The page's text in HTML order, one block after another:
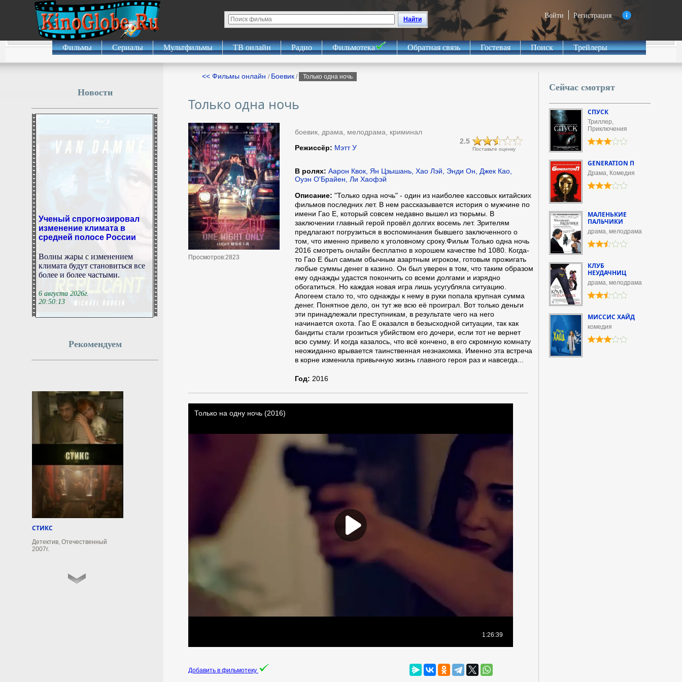
Войти Регистрация
Найти
Фильмы Сериалы Мультфильмы ТВ онлайн Радио Фильмотека Обратная связь Гостевая Поиск Трейлеры
<< Фильмы онлайн / Боевик / Только одна ночь
Только одна ночь
Просмотров:2823
боевик, драма, мелодрама, криминал
Поставьте оценку
2.5
Режиссёр: Мэтт У
В ролях: Аарон Квок, Ян Цзышань, Хао Лэй, Энди Он, Джек Као,
Оуэн О'Брайен, Ли Хаофэй
Описание: "Только одна ночь" - один из наиболее кассовых китайских
фильмов последних лет. В нем рассказывается история о мужчине по
имени Гао Е, который совсем недавно вышел из тюрьмы. В
заключении главный герой провёл долгих восемь лет. Зрителям
предлагают погрузиться в воспоминания бывшего заключенного о
том, что именно привело к уголовному сроку.Фильм Только одна ночь
2016 смотреть онлайн бесплатно в хорошем качестве hd 1080. Когда-
то Гао Е был самым обычным азартным игроком, готовым прожигать
любые суммы денег в казино. Он был уверен в том, что таким образом
ему однажды удастся покончить со всеми долгами и изрядно
обогатиться. Но каждая новая игра лишь усугубляла ситуацию.
Апогеем стало то, что однажды к нему в руки попала крупная сумма
денег. Понятное дело, он тут же всю её проиграл. Вот только деньги
эти принадлежали преступникам, в результате чего на него
начинается охота. Гао Е оказался в безысходной ситуации, так как
бандиты стали грозиться убийством его дочери, если тот не вернет
всю сумму. И когда казалось, что всё кончено, в его скромную комнату
неожиданно врывается таинственная незнакомка. Именно эта встреча
в корне изменила привычную жизнь главного героя раз и навсегда...
Год: 2016
Добавить в фильмотеку
Новости
изменение климата в
средней полосе России
климата будут становиться все
более и более частыми.
20:50:13
доверия на Украине,
Зеленский только восьмой
Украины, а ныне посол в
Великобритании Валерий
Залужный и экс-министр
обороны Михаил Фёдоров
стали лидерами рейтинга
доверия среди украинских
политиков и военных. Об этом
свидетельствуют результаты
опроса социологической
компании SOCIS,
проведённого с 28 июля по 2
августа.
6 августа 2026г.
20:50:12
Нутрициолог Педорич
Кофе и алкоголь в самолете
Рекомендуем
СТИКС
Детектив, Отечественный
2007г.
Сейчас смотрят
СПУСК
Триллер,
Приключения
GENERATION П
Драма, Комедия
МАЛЕНЬКИЕ
ПАЛЬЧИКИ
драма, мелодрама
КЛУБ
НЕУДАЧНИЦ
драма, мелодрама
МИССИС ХАЙД
комедия